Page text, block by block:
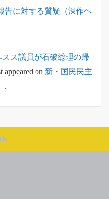
告に対する質疑（深作ヘ
スス議員が石破総理の帰
appeared on 新・国民民主
.